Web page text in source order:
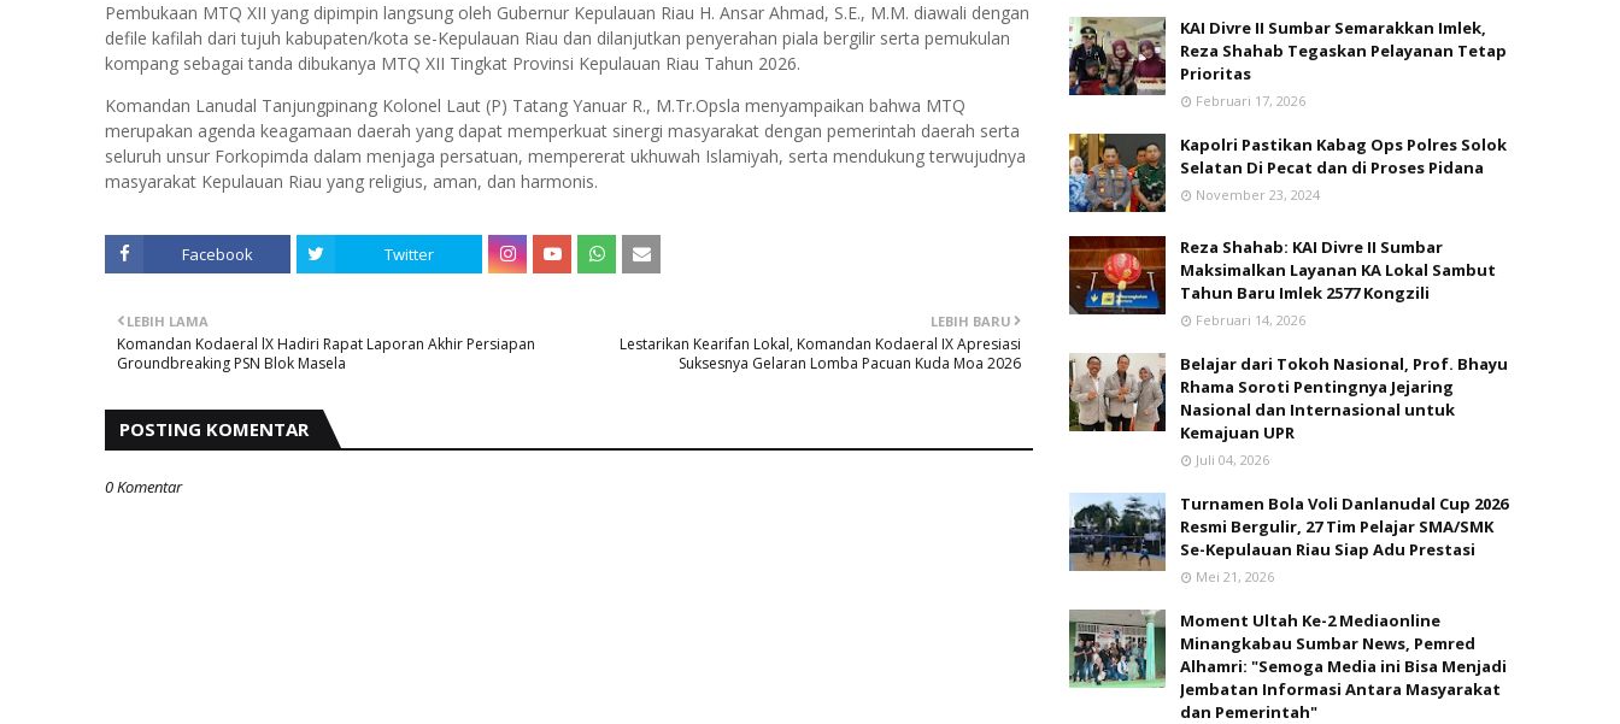
Pembukaan MTQ XII yang dipimpin langsung oleh Gubernur Kepulauan Riau H. Ansar Ahmad, S.E., M.M. diawali dengan
defile kafilah dari tujuh kabupaten/kota se-Kepulauan Riau dan dilanjutkan penyerahan piala bergilir serta pemukulan
kompang sebagai tanda dibukanya MTQ XII Tingkat Provinsi Kepulauan Riau Tahun 2026.
Komandan Lanudal Tanjungpinang Kolonel Laut (P) Tatang Yanuar R., M.Tr.Opsla menyampaikan bahwa MTQ
merupakan agenda keagamaan daerah yang dapat memperkuat sinergi masyarakat dengan pemerintah daerah serta
seluruh unsur Forkopimda dalam menjaga persatuan, mempererat ukhuwah Islamiyah, serta mendukung terwujudnya
masyarakat Kepulauan Riau yang religius, aman, dan harmonis.
Facebook Twitter
LEBIH BARU
Lestarikan Kearifan Lokal, Komandan Kodaeral IX Apresiasi
Suksesnya Gelaran Lomba Pacuan Kuda Moa 2026
LEBIH LAMA
Komandan Kodaeral lX Hadiri Rapat Laporan Akhir Persiapan
Groundbreaking PSN Blok Masela
POSTING KOMENTAR
0 Komentar
KAI Divre II Sumbar Semarakkan Imlek,
Reza Shahab Tegaskan Pelayanan Tetap
Prioritas
Februari 17, 2026
Kapolri Pastikan Kabag Ops Polres Solok
Selatan Di Pecat dan di Proses Pidana
November 23, 2024
Reza Shahab: KAI Divre II Sumbar
Maksimalkan Layanan KA Lokal Sambut
Tahun Baru Imlek 2577 Kongzili
Februari 14, 2026
Belajar dari Tokoh Nasional, Prof. Bhayu
Rhama Soroti Pentingnya Jejaring
Nasional dan Internasional untuk
Kemajuan UPR
Juli 04, 2026
Turnamen Bola Voli Danlanudal Cup 2026
Resmi Bergulir, 27 Tim Pelajar SMA/SMK
Se-Kepulauan Riau Siap Adu Prestasi
Mei 21, 2026
Moment Ultah Ke-2 Mediaonline
Minangkabau Sumbar News, Pemred
Alhamri: "Semoga Media ini Bisa Menjadi
Jembatan Informasi Antara Masyarakat
dan Pemerintah"